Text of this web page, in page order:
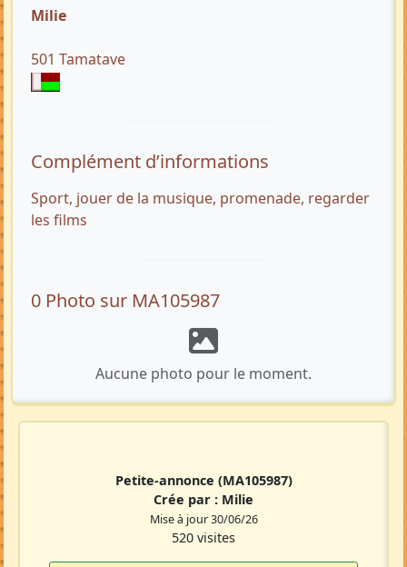
Milie
501 Tamatave
Complément d’informations
Sport, jouer de la musique, promenade, regarder
les films
0 Photo sur MA105987
Aucune photo pour le moment.
Petite-annonce (MA105987)
Crée par : Milie
Mise à jour 30/06/26
520 visites